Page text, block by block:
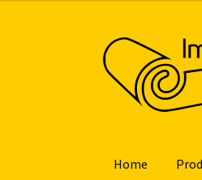
Zur
Navigation
springen
Zum
Inhalt
springen
Home